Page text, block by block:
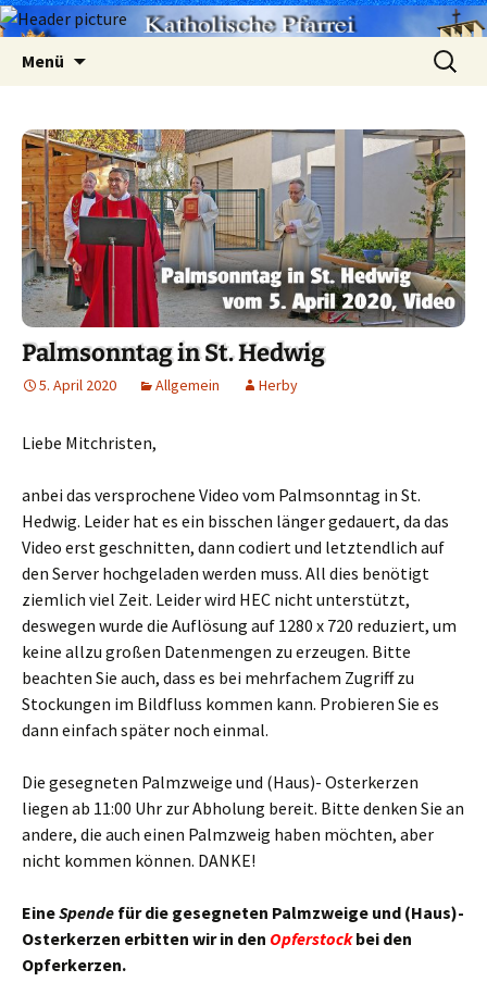
Menü
Suchen
nach:
Palmsonntag in St. Hedwig
5. April 2020 Allgemein Herby
Liebe Mitchristen,
anbei das versprochene Video vom Palmsonntag in St.
Hedwig. Leider hat es ein bisschen länger gedauert, da das
Video erst geschnitten, dann codiert und letztendlich auf
den Server hochgeladen werden muss. All dies benötigt
ziemlich viel Zeit. Leider wird HEC nicht unterstützt,
deswegen wurde die Auflösung auf 1280 x 720 reduziert, um
keine allzu großen Datenmengen zu erzeugen. Bitte
beachten Sie auch, dass es bei mehrfachem Zugriff zu
Stockungen im Bildfluss kommen kann. Probieren Sie es
dann einfach später noch einmal.
Die gesegneten Palmzweige und (Haus)- Osterkerzen
liegen ab 11:00 Uhr zur Abholung bereit. Bitte denken Sie an
andere, die auch einen Palmzweig haben möchten, aber
nicht kommen können. DANKE!
EineSpende für die gesegneten Palmzweige und (Haus)-
Osterkerzen erbitten wir in den Opferstockbei den
Opferkerzen.